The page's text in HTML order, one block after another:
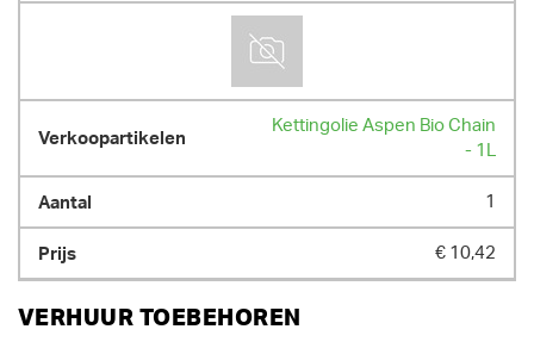
Kettingolie Aspen Bio Chain
- 1L
1
€ 10,42
VERHUUR TOEBEHOREN